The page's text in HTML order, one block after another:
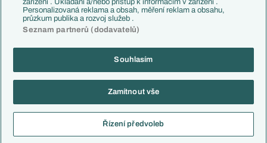
FC Barcelona
Real Madrid
Copyright © 2001-2026 EuroFotbal.cz. Využíváme zpravodajství ČTK.
Informace o zpracování osobních údajů
zařízení . Ukládání a/nebo přístup k informacím v zařízení .
Personalizovaná reklama a obsah, měření reklam a obsahu,
průzkum publika a rozvoj služeb .
Seznam partnerů (dodavatelů)
Souhlasím
Zamítnout vše
Řízení předvoleb